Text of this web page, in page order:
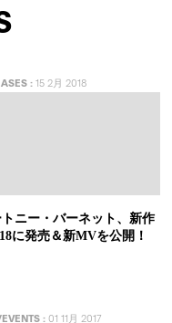
:15 2月 2018
トニー・バーネット、新作
に発売＆新MVを公開！
:01 11月 2017